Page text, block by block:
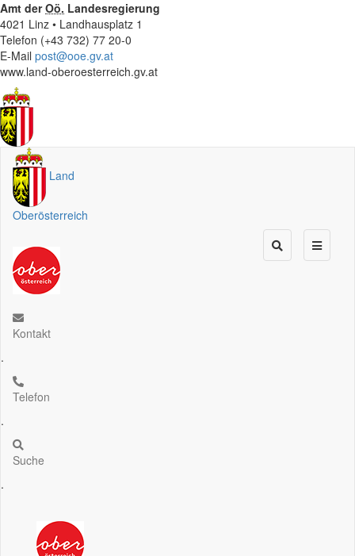
Amt derOö. Landesregierung
4021 Linz • Landhausplatz 1
Telefon (+43 732) 77 20-0
E-Mail post@ooe.gv.at
www.land-oberoesterreich.gv.at
Land
Oberösterreich
Kontakt
.
Telefon
.
Suche
.